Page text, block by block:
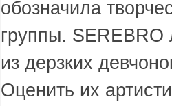
обозначила
группы. SEREBRO
из дерзких
Оценить их